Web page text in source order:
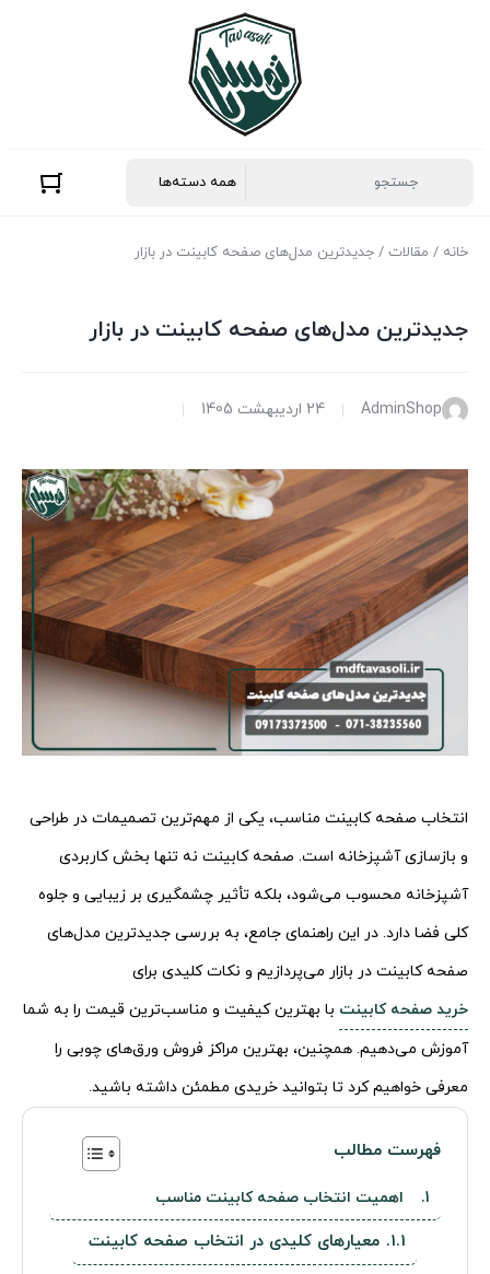
خانه / مقالات / جدیدترین مدل‌های صفحه کابینت در بازار
جدیدترین مدل‌های صفحه کابینت در بازار
AdminShop 24 اردیبهشت 1405
انتخاب صفحه کابینت مناسب، یکی از مهم‌ترین تصمیمات در طراحی
و بازسازی آشپزخانه است. صفحه کابینت نه تنها بخش کاربردی
آشپزخانه محسوب می‌شود، بلکه تأثیر چشمگیری بر زیبایی و جلوه
کلی فضا دارد. در این راهنمای جامع، به بررسی جدیدترین مدل‌های
صفحه کابینت در بازار می‌پردازیم و نکات کلیدی برای
خرید صفحه کابینت با بهترین کیفیت و مناسب‌ترین قیمت را به شما
آموزش می‌دهیم. همچنین، بهترین مراکز فروش ورق‌های چوبی را
معرفی خواهیم کرد تا بتوانید خریدی مطمئن داشته باشید.
فهرست مطالب
اهمیت انتخاب صفحه کابینت مناسب
معیارهای کلیدی در انتخاب صفحه کابینت